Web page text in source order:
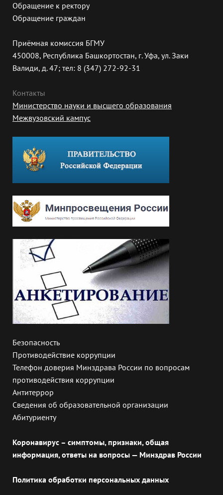
Обращение к ректору
Обращение граждан
Приёмная комиссия БГМУ
450008, Республика Башкортостан, г. Уфа, ул. Заки
Валиди, д. 47; тел: 8 (347) 272-92-31
Контакты
Министерство науки и высшего образования
Межвузовский кампус
Безопасность
Противодействие коррупции
Телефон доверия Минздрава России по вопросам
противодействия коррупции
Антитеррор
Сведения об образовательной организации
Абитуриенту
Коронавирус – симптомы, признаки, общая
информация, ответы на вопросы — Минздрав России
Политика обработки персональных данных